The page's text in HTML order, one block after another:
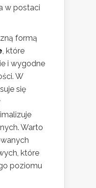
w postaci
formą
, które
i wygodne
W
się
Warto
które
poziomu